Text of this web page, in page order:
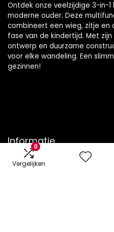
0
Vergelijken
Ontdek onze veelzijdige 3-in-
moderne ouder. Deze
combineert een wieg, zitje
fase van de kindertijd. Met
ontwerp en duurzame
voor elke wandeling. Een
gezinnen!
Informatie
Contact